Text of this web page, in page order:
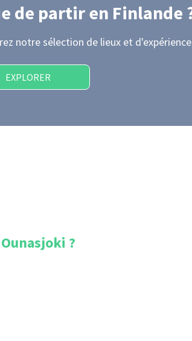
de partiren Finlande
notre sélection de lieux et
EXPLORER
Ounasjoki ?